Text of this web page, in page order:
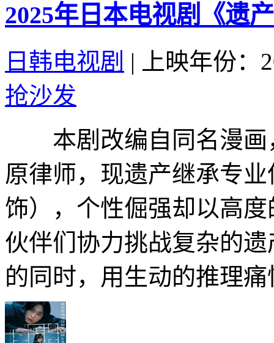
2025年日本电视剧《遗
日韩电视剧 |
上映年份：
抢沙发
本剧改编自同名漫画
原律师，现遗产继承专
饰），个性倔强却以高
伙伴们协力挑战复杂的
的同时，用生动的推理